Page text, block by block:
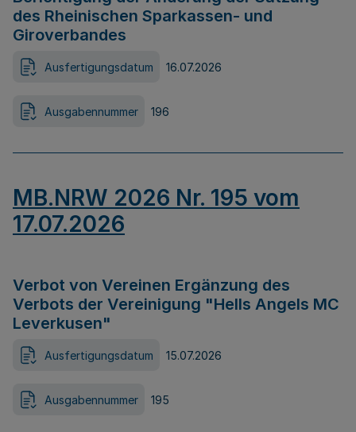
des Rheinischen Sparkassen- und
Giroverbandes
Ausfertigungsdatum 16.07.2026
Ausgabennummer 196
MB.NRW 2026 Nr. 195 vom
17.07.2026
Verbot von Vereinen Ergänzung des
Verbots der Vereinigung "Hells Angels MC
Leverkusen"
Ausfertigungsdatum 15.07.2026
Ausgabennummer 195